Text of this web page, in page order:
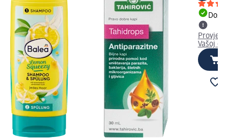
Vašoj